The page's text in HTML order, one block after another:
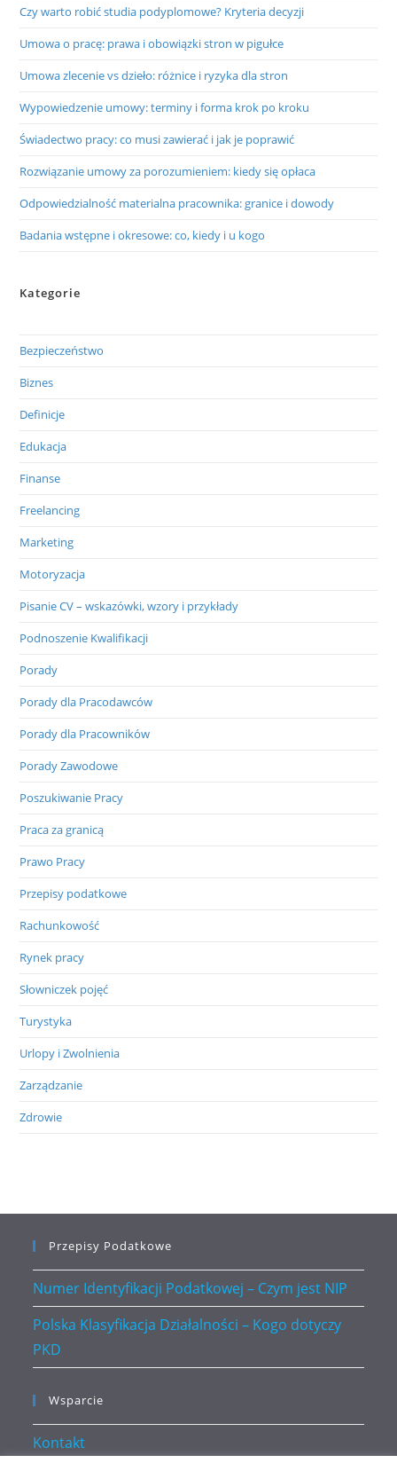
Czy warto robić studia podyplomowe? Kryteria decyzji
Umowa o pracę: prawa i obowiązki stron w pigułce
Umowa zlecenie vs dzieło: różnice i ryzyka dla stron
Wypowiedzenie umowy: terminy i forma krok po kroku
Świadectwo pracy: co musi zawierać i jak je poprawić
Rozwiązanie umowy za porozumieniem: kiedy się opłaca
Odpowiedzialność materialna pracownika: granice i dowody
Badania wstępne i okresowe: co, kiedy i u kogo
Kategorie
Bezpieczeństwo
Biznes
Definicje
Edukacja
Finanse
Freelancing
Marketing
Motoryzacja
Pisanie CV – wskazówki, wzory i przykłady
Podnoszenie Kwalifikacji
Porady
Porady dla Pracodawców
Porady dla Pracowników
Porady Zawodowe
Poszukiwanie Pracy
Praca za granicą
Prawo Pracy
Przepisy podatkowe
Rachunkowość
Rynek pracy
Słowniczek pojęć
Turystyka
Urlopy i Zwolnienia
Zarządzanie
Zdrowie
Przepisy Podatkowe
Numer Identyfikacji Podatkowej – Czym jest NIP
Polska Klasyfikacja Działalności – Kogo dotyczy
PKD
Wsparcie
Kontakt